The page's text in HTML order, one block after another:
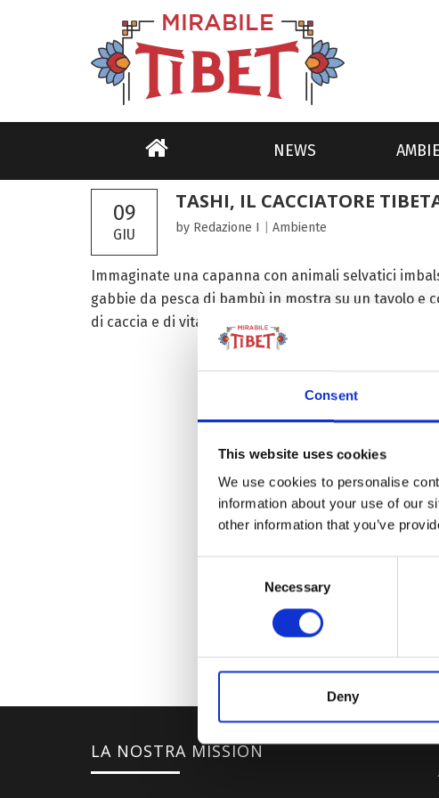
Consent
This website uses cookies
We use cookies to personalise
information about your use of our
other information that you’ve
Necessary
Deny
NEWS
09
GIU
TASHI, IL CACCIATORE
by Redazione I Ambiente
Immaginate una capanna con animali selvatici
gabbie da pesca di bambù in mostra su un tavolo e
di caccia e di vita dove Tashi, 52...
LA NOSTRA MISSION